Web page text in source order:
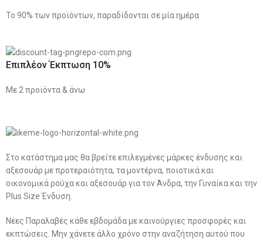
Το 90% των προϊόντων, παραδίδονται σε μία ημέρα
Επιπλέον Έκπτωση 10%
Με 2 προϊόντα & άνω
Στο κατάστημα μας θα βρείτε επιλεγμένες μάρκες ένδυσης και
αξεσουάρ με προτεραιότητα, τα μοντέρνα, ποιοτικά και
οικονομικά ρούχα και αξεσουάρ για τον Άνδρα, την Γυναίκα και την
Plus Size Ένδυση.
Νέες Παραλαβές κάθε εβδομάδα με καινούργιες προσφορές και
εκπτώσεις. Μην χάνετε άλλο χρόνο στην αναζήτηση αυτού που